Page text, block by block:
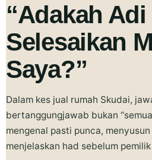
“Adakah
Selesaikan
Saya?”
Dalam kes jual rumah Skudai,
bertanggungjawab bukan
mengenal pasti punca,
menjelaskan had sebelum